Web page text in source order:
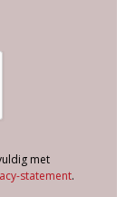
met
statement.